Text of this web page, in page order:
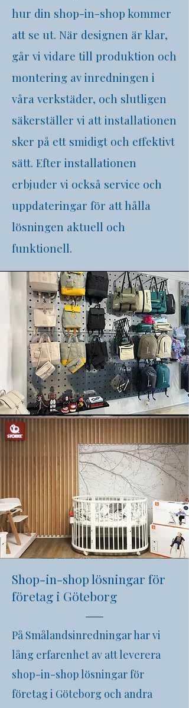
hur din shop-in-shop kommer
att se ut. När designen är klar,
går vi vidare till produktion och
montering av inredningen i
våra verkstäder, och slutligen
säkerställer vi att installationen
sker på ett smidigt och effektivt
sätt. Efter installationen
erbjuder vi också service och
uppdateringar för att hålla
lösningen aktuell och
funktionell.
Shop-in-shop lösningar för
företag i Göteborg
På Smålandsinredningar har vi
lång erfarenhet av att leverera
shop-in-shop lösningar för
företag i Göteborg och andra